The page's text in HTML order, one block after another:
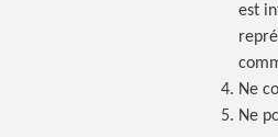
est
Ne
Ne